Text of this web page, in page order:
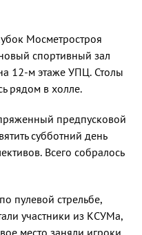
Мосметростроя
спортивный зал
12-м этаже УПЦ. Столы
рядом в холле.
предпусковой
субботний день
Всего собралось
пулевой стрельбе,
участники из КСУМа,
место заняли игроки